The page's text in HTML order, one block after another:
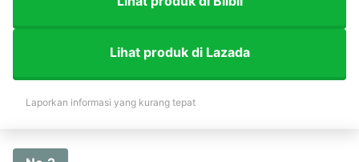
Lihat produk di Lazada
Laporkan informasi yang kurang tepat